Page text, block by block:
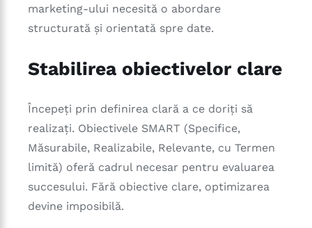
marketing-ului necesită o abordare
structurată și orientată spre date.
Stabilirea obiectivelor clare
Începeți prin definirea clară a ce doriți să
realizați. Obiectivele SMART (Specifice,
Măsurabile, Realizabile, Relevante, cu Termen
limită) oferă cadrul necesar pentru evaluarea
succesului. Fără obiective clare, optimizarea
devine imposibilă.